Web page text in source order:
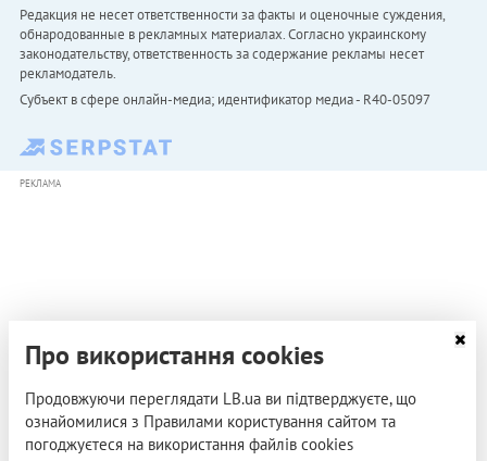
Редакция не несет ответственности за факты и оценочные суждения,
обнародованные в рекламных материалах. Согласно украинскому
законодательству, ответственность за содержание рекламы несет
рекламодатель.
Субъект в сфере онлайн-медиа; идентификатор медиа - R40-05097
РЕКЛАМА
Про використання cookies
Продовжуючи переглядати LB.ua ви підтверджуєте, що
ознайомилися з Правилами користування сайтом та
погоджуєтеся на використання файлів cookies